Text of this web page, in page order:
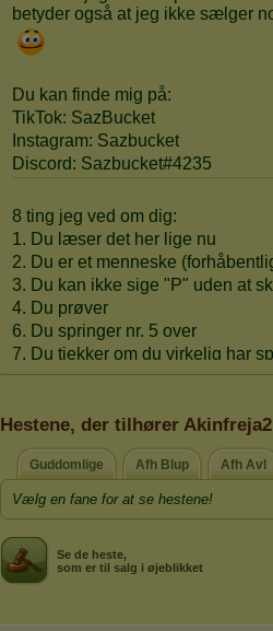
Hestene, der tilhører Akinfreja2
Guddomlige Afh Blup Afh Avl
Vælg en fane for at se hestene!
Se de heste,
som er til salg i øjeblikket